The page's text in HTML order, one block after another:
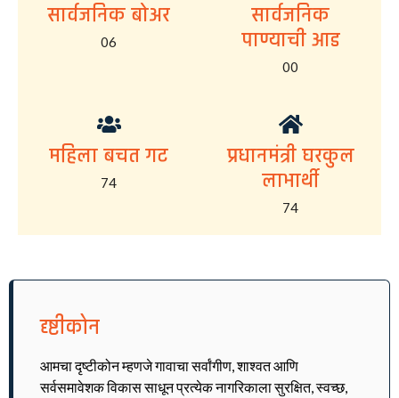
सार्वजनिक बोअर
06
सार्वजनिक
पाण्याची आड
00
महिला बचत गट
74
प्रधानमंत्री घरकुल
लाभार्थी
74
दृष्टीकोन
आमचा दृष्टीकोन म्हणजे गावाचा सर्वांगीण, शाश्वत आणि
सर्वसमावेशक विकास साधून प्रत्येक नागरिकाला सुरक्षित, स्वच्छ,